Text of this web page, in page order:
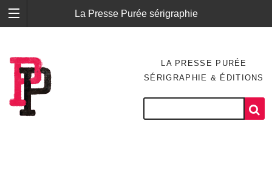
La Presse Purée sérigraphie
LA PRESSE PURÉE
SÉRIGRAPHIE & ÉDITIONS